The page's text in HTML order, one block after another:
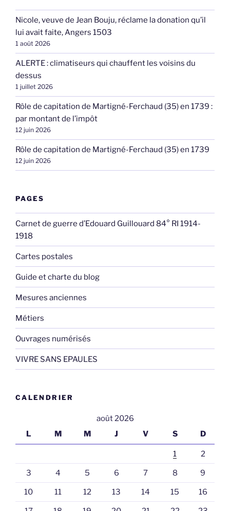
Nicole, veuve de Jean Bouju, réclame la donation qu’il
lui avait faite, Angers 1503
1 août 2026
ALERTE : climatiseurs qui chauffent les voisins du
dessus
1 juillet 2026
Rôle de capitation de Martigné-Ferchaud (35) en 1739 :
par montant de l’impôt
12 juin 2026
Rôle de capitation de Martigné-Ferchaud (35) en 1739
12 juin 2026
PAGES
Carnet de guerre d’Edouard Guillouard 84° RI 1914-
1918
Cartes postales
Guide et charte du blog
Mesures anciennes
Métiers
Ouvrages numérisés
VIVRE SANS EPAULES
CALENDRIER
août 2026
L
M M J V S D
1 2
3 4 5 6 7 8 9
10 11 12 13 14 15 16